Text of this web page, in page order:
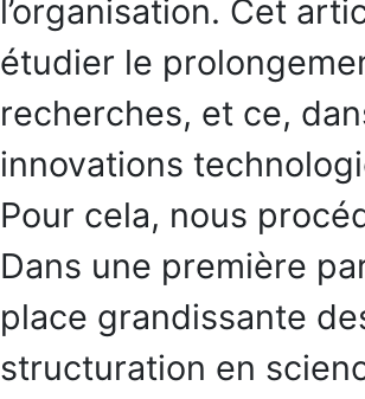
l’organisation. Cet
étudier le
recherches, et ce,
innovations
Pour cela, nous
Dans une première
place grandissante
structuration en